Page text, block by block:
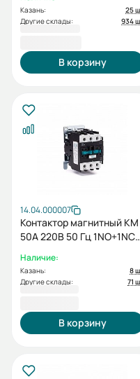
Казань:
25
Другие склады:
934
В корзину
14.04.000007
Контактор магнитный КМ
50А 220В 50 Гц 1NO+1NC
Наличие:
Казань:
8
Другие склады:
71
В корзину